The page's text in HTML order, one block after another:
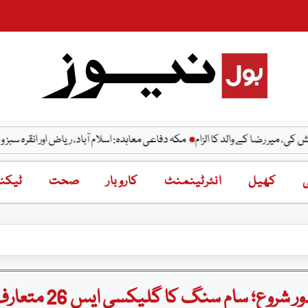
کے والد کا الزام مکہ دفاعی معاہدہ: اسلام آباد، ریاض اور انقرہ سبز و سرخ
کھیل انٹرٹینمنٹ کاروبار صحت
سام سنگ کا گلیکسی ایس 26 متعارف